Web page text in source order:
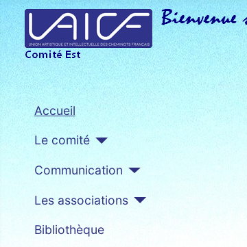
Accueil
Le comité
Communication
Les associations
Bibliothèque